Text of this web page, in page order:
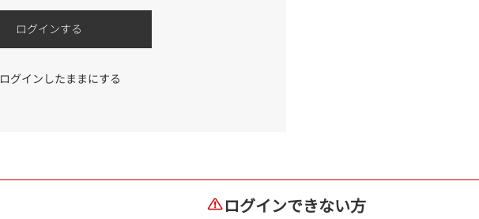
ログインしたままにする
ログインできない方